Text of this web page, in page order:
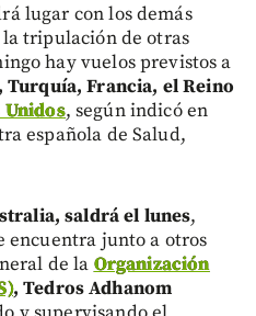
lugar con los demás
tripulación de otras
hay vuelos previstos a
Turquía, Francia, el Reino
Unidos, según indicó en
española de Salud,
saldrá el lunes,
encuentra junto a otros
de la Organización
, Tedros Adhanom